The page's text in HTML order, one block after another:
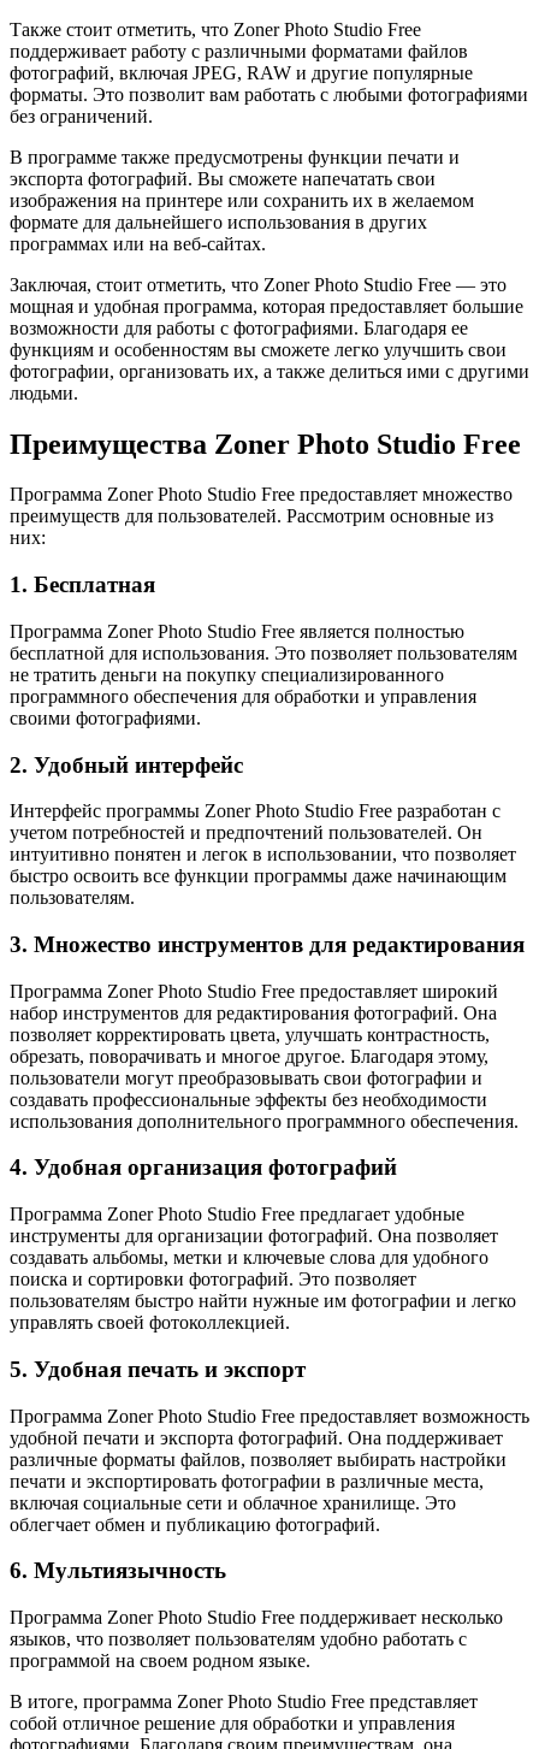
Также стоит отметить, что Zoner Photo Studio Free
поддерживает работу с различными форматами файлов
фотографий, включая JPEG, RAW и другие популярные
форматы. Это позволит вам работать с любыми фотографиями
без ограничений.
В программе также предусмотрены функции печати и
экспорта фотографий. Вы сможете напечатать свои
изображения на принтере или сохранить их в желаемом
формате для дальнейшего использования в других
программах или на веб-сайтах.
Заключая, стоит отметить, что Zoner Photo Studio Free — это
мощная и удобная программа, которая предоставляет большие
возможности для работы с фотографиями. Благодаря ее
функциям и особенностям вы сможете легко улучшить свои
фотографии, организовать их, а также делиться ими с другими
людьми.
Преимущества Zoner Photo Studio Free
Программа Zoner Photo Studio Free предоставляет множество
преимуществ для пользователей. Рассмотрим основные из
них:
1. Бесплатная
Программа Zoner Photo Studio Free является полностью
бесплатной для использования. Это позволяет пользователям
не тратить деньги на покупку специализированного
программного обеспечения для обработки и управления
своими фотографиями.
2. Удобный интерфейс
Интерфейс программы Zoner Photo Studio Free разработан с
учетом потребностей и предпочтений пользователей. Он
интуитивно понятен и легок в использовании, что позволяет
быстро освоить все функции программы даже начинающим
пользователям.
3. Множество инструментов для редактирования
Программа Zoner Photo Studio Free предоставляет широкий
набор инструментов для редактирования фотографий. Она
позволяет корректировать цвета, улучшать контрастность,
обрезать, поворачивать и многое другое. Благодаря этому,
пользователи могут преобразовывать свои фотографии и
создавать профессиональные эффекты без необходимости
использования дополнительного программного обеспечения.
4. Удобная организация фотографий
Программа Zoner Photo Studio Free предлагает удобные
инструменты для организации фотографий. Она позволяет
создавать альбомы, метки и ключевые слова для удобного
поиска и сортировки фотографий. Это позволяет
пользователям быстро найти нужные им фотографии и легко
управлять своей фотоколлекцией.
5. Удобная печать и экспорт
Программа Zoner Photo Studio Free предоставляет возможность
удобной печати и экспорта фотографий. Она поддерживает
различные форматы файлов, позволяет выбирать настройки
печати и экспортировать фотографии в различные места,
включая социальные сети и облачное хранилище. Это
облегчает обмен и публикацию фотографий.
6. Мультиязычность
Программа Zoner Photo Studio Free поддерживает несколько
языков, что позволяет пользователям удобно работать с
программой на своем родном языке.
В итоге, программа Zoner Photo Studio Free представляет
собой отличное решение для обработки и управления
фотографиями. Благодаря своим преимуществам, она